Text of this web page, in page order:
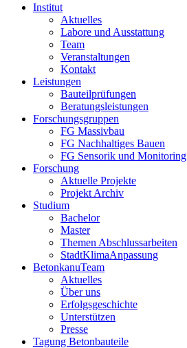
Institut
Aktuelles
Labore und Ausstattung
Team
Veranstaltungen
Kontakt
Leistungen
Bauteilprüfungen
Beratungsleistungen
Forschungsgruppen
FG Massivbau
FG Nachhaltiges Bauen
FG Sensorik und Monitoring
Forschung
Aktuelle Projekte
Projekt Archiv
Studium
Bachelor
Master
Themen Abschlussarbeiten
StadtKlimaAnpassung
BetonkanuTeam
Aktuelles
Über uns
Erfolgsgeschichte
Unterstützen
Presse
Tagung Betonbauteile